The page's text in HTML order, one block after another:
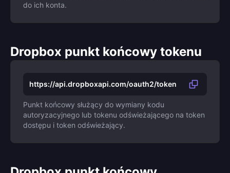
do ich konta.
Dropbox punkt końcowy tokenu
https://api.dropboxapi.com/oauth2/token
Punkt końcowy służący do wymiany kodu
autoryzacyjnego lub tokenu odświeżającego na token
dostępu i token odświeżający.